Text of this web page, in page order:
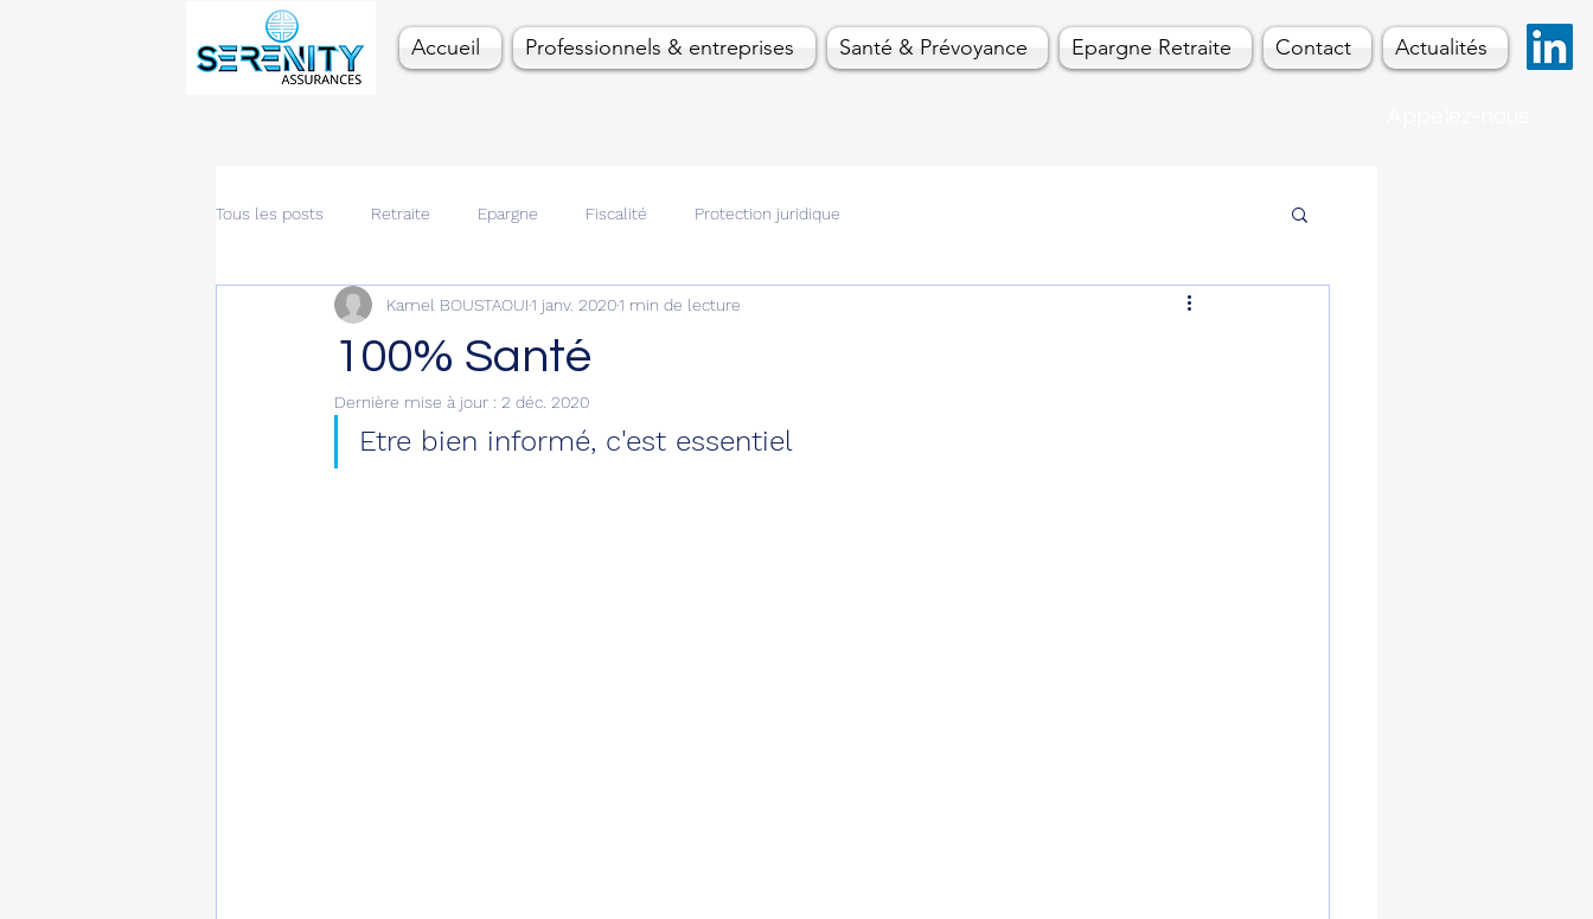
Accueil Professionnels & entreprises Santé & Prévoyance Epargne Retraite Contact Actualités
Tous les posts Retraite Epargne Fiscalité Protection juridique
100% Santé
Kamel BOUSTAOUI1 janv. 20201 min de lecture
Dernière mise à jour : 2 déc. 2020
Etre bien informé, c'est essentiel